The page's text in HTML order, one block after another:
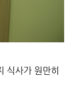
식사가 원만히